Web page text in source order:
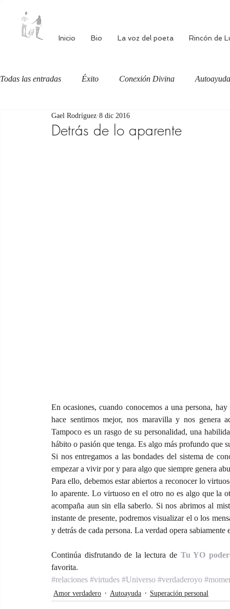
Inicio Bio La voz del poeta Rincón de
Todas las entradas Éxito Conexión Divina Autoayuda
Autoestima Alimentación consciente
Detrás de lo aparente
Gael Rodríguez 8 dic 2016
En ocasiones, cuando conocemos a una persona,
hace sentirnos mejor, nos maravilla y nos genera
Tampoco es un rasgo de su personalidad, una
hábito o pasión que tenga. Es algo más profundo que
Si nos entregamos a las bondades del sistema de
empezar a vivir por y para algo que siempre genera
Para ello, debemos estar abiertos a reconocer lo
lo aparente. Lo virtuoso en el otro no es algo que la
acompaña aun sin ella saberlo. Si nos abrimos al
instante de presente, podremos visualizar el o los
y detrás de cada persona. La verdad opera sabiamente
Continúa disfrutando de la lectura de Tu YO
favorita.
#relaciones #virtudes #Universo #verdaderoyo
Amor verdadero Autoayuda Superación personal